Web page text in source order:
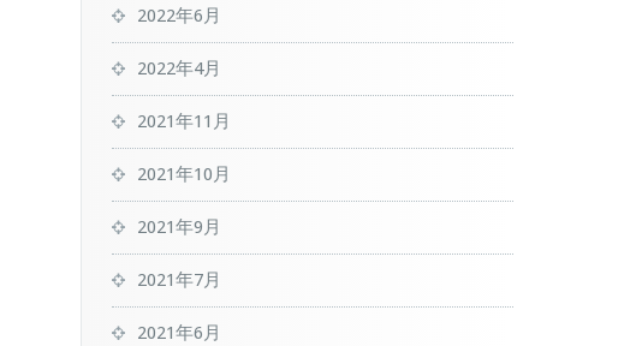
2022年6月
2022年4月
2021年11月
2021年10月
2021年9月
2021年7月
2021年6月